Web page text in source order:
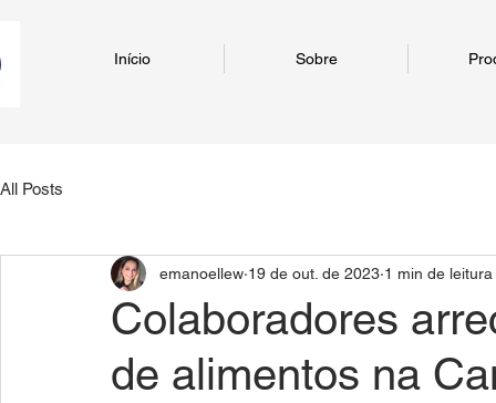
Início Sobre
All Posts
Colaboradores
de alimentos na
emanoellew 19 de out. de 2023 1 min de leitura